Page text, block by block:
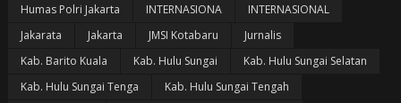
Humas Polri Jakarta
INTERNASIONA
INTERNASIONAL
Jakarata
Jakarta JMSI Kotabaru
Jurnalis
Kab. Barito Kuala
Kab. Hulu Sungai
Kab. Hulu Sungai Selatan
Kab. Hulu Sungai Tenga
Kab. Hulu Sungai Tengah